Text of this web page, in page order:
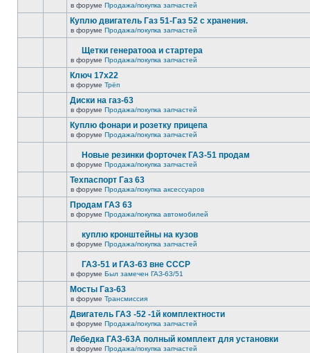
в форуме Продажа/покупка запчастей
Куплю двигатель Газ 51-Газ 52 с хранения.
в форуме Продажа/покупка запчастей
Щетки генератооа и стартера
в форуме Продажа/покупка запчастей
Ключ 17х22
в форуме Трёп
Диски на газ-63
в форуме Продажа/покупка запчастей
Куплю фонари и розетку прицепа
в форуме Продажа/покупка запчастей
Новые резинки форточек ГАЗ-51 продам
в форуме Продажа/покупка запчастей
Техпаспорт Газ 63
в форуме Продажа/покупка аксессуаров
Продам ГАЗ 63
в форуме Продажа/покупка автомобилей
куплю кронштейны на кузов
в форуме Продажа/покупка запчастей
ГАЗ-51 и ГАЗ-63 вне СССР
в форуме Был замечен ГАЗ-63/51
Мосты Газ-63
в форуме Трансмиссия
Двигатель ГАЗ -52 -1й комплектности
в форуме Продажа/покупка запчастей
Лебедка ГАЗ-63А полный комплект для установки
в форуме Продажа/покупка запчастей